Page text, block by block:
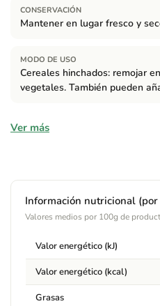
CONSERVACIÓN
Mantener en lugar fresco y
MODO DE USO
Cereales hinchados: remojar
vegetales. También pueden
Ingredientes
Alérgenos
Contiene:Puede contener
cáscara.
Ver más
Información nutricional
Valores medios por 100g de
Valor energético (kJ)
Valor energético (kcal)
Grasas